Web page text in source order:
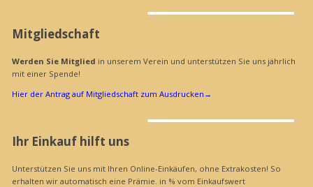
Mitgliedschaft
Werden Sie Mitglied in unserem Verein und unterstützen Sie uns jährlich
mit einer Spende!
Hier der Antrag auf Mitgliedschaft zum Ausdrucken →
Ihr Einkauf hilft uns
Unterstützen Sie uns mit Ihren Online-Einkäufen, ohne Extrakosten! So
erhalten wir automatisch eine Prämie. in % vom Einkaufswert